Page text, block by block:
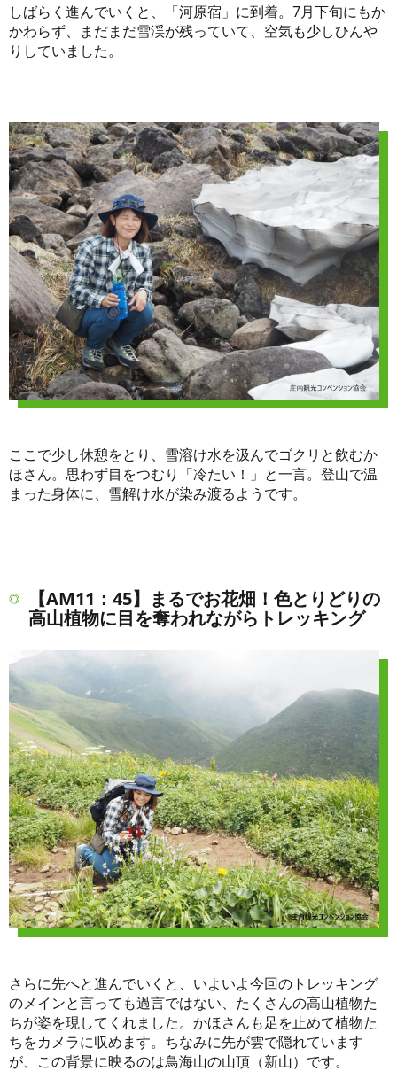
しばらく進んでいくと、「河原宿」に到着。7月下旬にもか
かわらず、まだまだ雪渓が残っていて、空気も少しひんや
りしていました。
ここで少し休憩をとり、雪溶け水を汲んでゴクリと飲むか
ほさん。思わず目をつむり「冷たい！」と一言。登山で温
まった身体に、雪解け水が染み渡るようです。
【AM11：45】まるでお花畑！色とりどりの
高山植物に目を奪われながらトレッキング
さらに先へと進んでいくと、いよいよ今回のトレッキング
のメインと言っても過言ではない、たくさんの高山植物た
ちが姿を現してくれました。かほさんも足を止めて植物た
ちをカメラに収めます。ちなみに先が雲で隠れています
が、この背景に映るのは鳥海山の山頂（新山）です。